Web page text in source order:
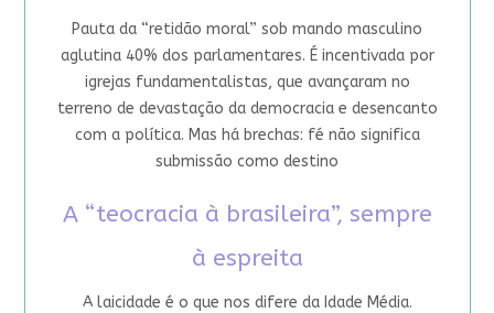
Pauta da “retidão moral” sob mando masculino
aglutina 40% dos parlamentares. É incentivada por
igrejas fundamentalistas, que avançaram no
terreno de devastação da democracia e desencanto
com a política. Mas há brechas: fé não significa
submissão como destino
A “teocracia à brasileira”, sempre
à espreita
A laicidade é o que nos difere da Idade Média.